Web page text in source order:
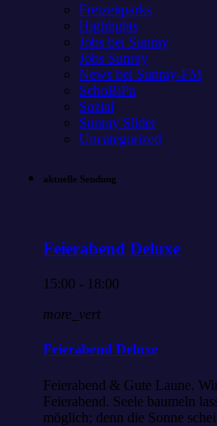
Freizeitparks
Highlights
Jobs bei Sunray
Jobs Sunray
News bei Sunray-FM
SchoBiPa
Sozial
Sunray Slider
Uncategorized
aktuelle Sendung
Feierabend Deluxe
15:00 - 18:00
more_vert
Feierabend Deluxe
Feierabend & Gute Laune.
Feierabend. Seele baumeln
möglich; denn die Sonne